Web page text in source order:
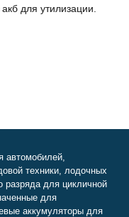
для утилизации.
автомобилей,
техники, лодочных
разряда для цикличной
для
аккумуляторы для